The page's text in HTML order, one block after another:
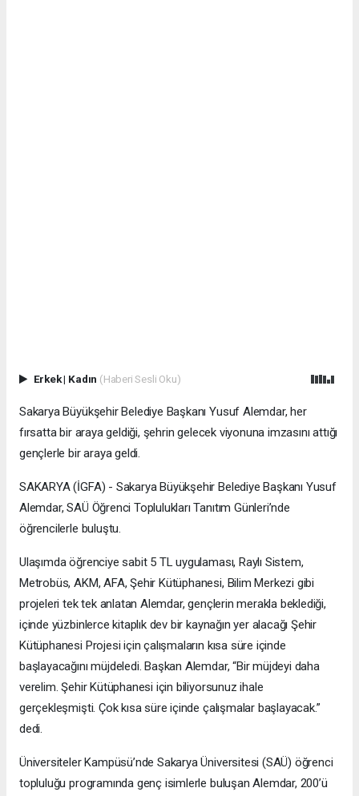
Erkek| Kadın (Haberi Sesli Oku)
Sakarya Büyükşehir Belediye Başkanı Yusuf Alemdar, her
fırsatta bir araya geldiği, şehrin gelecek viyonuna imzasını attığı
gençlerle bir araya geldi.
SAKARYA (İGFA) - Sakarya Büyükşehir Belediye Başkanı Yusuf
Alemdar, SAÜ Öğrenci Toplulukları Tanıtım Günleri’nde
öğrencilerle buluştu.
Ulaşımda öğrenciye sabit 5 TL uygulaması, Raylı Sistem,
Metrobüs, AKM, AFA, Şehir Kütüphanesi, Bilim Merkezi gibi
projeleri tek tek anlatan Alemdar, gençlerin merakla beklediği,
içinde yüzbinlerce kitaplık dev bir kaynağın yer alacağı Şehir
Kütüphanesi Projesi için çalışmaların kısa süre içinde
başlayacağını müjdeledi. Başkan Alemdar, “Bir müjdeyi daha
verelim. Şehir Kütüphanesi için biliyorsunuz ihale
gerçekleşmişti. Çok kısa süre içinde çalışmalar başlayacak.”
dedi.
Üniversiteler Kampüsü’nde Sakarya Üniversitesi (SAÜ) öğrenci
topluluğu programında genç isimlerle buluşan Alemdar, 200’ü